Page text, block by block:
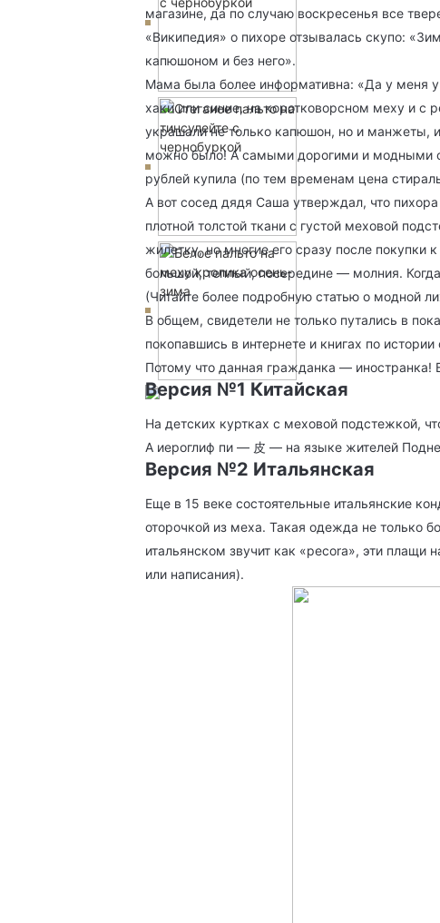
магазине, да по случаю воскресенья все
«Википедия» о пихоре отзывалась скупо:
капюшоном и без него».
Мама была более информативна: «Да у меня
хаки или синие, на коротковорсном меху и
украшали не только капюшон, но и манжеты,
можно было! А самыми дорогими и модными
рублей купила (по тем временам цена
А вот сосед дядя Саша утверждал, что
плотной толстой ткани с густой меховой
жилетку, но многие его сразу после
большой, теплый, посередине — молния.
(Читайте более подробную статью о модной
В общем, свидетели не только путались в
покопавшись в интернете и книгах по
Потому что данная гражданка — иностранка!
Версия №1 Китайская
На детских куртках с меховой подстежкой,
А иероглиф пи — 皮 — на языке жителей
Версия №2 Итальянская
Еще в 15 веке состоятельные итальянские
оторочкой из меха. Такая одежда не только
итальянском звучит как «pecora», эти плащи
или написания).